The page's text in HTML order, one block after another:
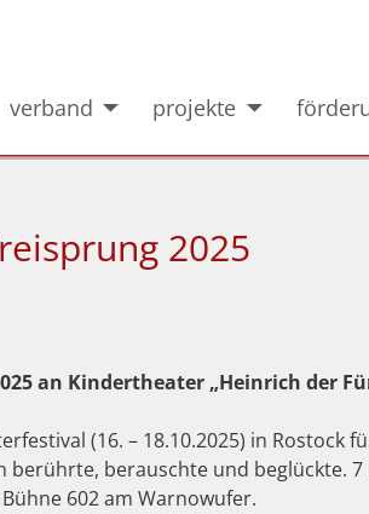
verband projekte
2025
2025 an Kindertheater „Heinrich der
(16. – 18.10.2025) in
berührte, berauschte und beglückte.
602 am Warnowufer.